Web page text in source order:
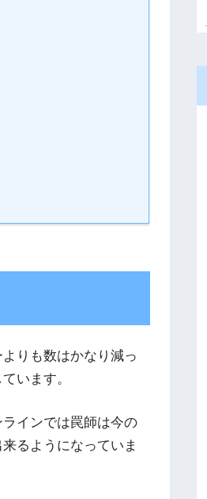
りも数はかなり減っ
います。
インでは罠師は今の
るようになっていま